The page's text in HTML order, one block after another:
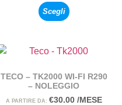
Scegli
TECO – TK2000 WI-FI R290
– NOLEGGIO
A PARTIRE DA: €30.00 /MESE